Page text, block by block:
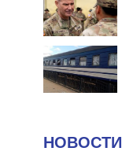
НОВОСТИ